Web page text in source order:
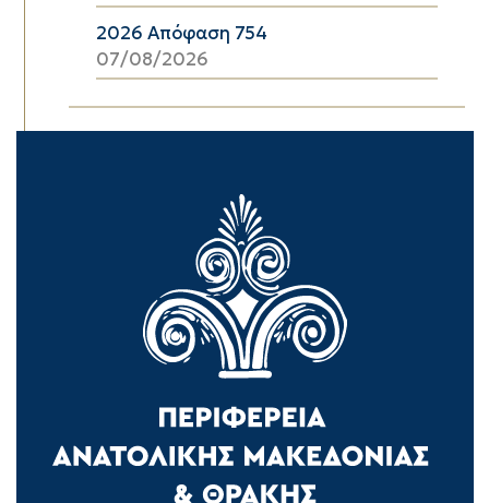
2026 Απόφαση 754
07/08/2026